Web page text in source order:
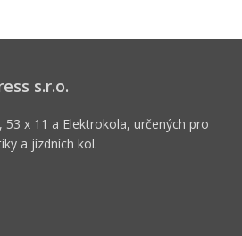
s.r.o.
53 x 11 a Elektrokola, určených pro
a jízdních kol.